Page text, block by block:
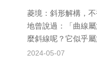
菱境：斜形解構，
地曾說過：「曲線
麼斜線呢？它似乎
的物體從物理學的
2024-05-07